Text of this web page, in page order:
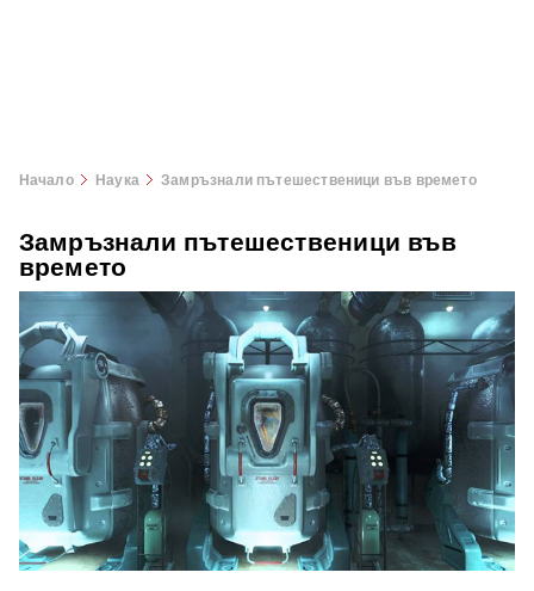
Начало Наука Замръзнали пътешественици във времето
Замръзнали пътешественици във
времето